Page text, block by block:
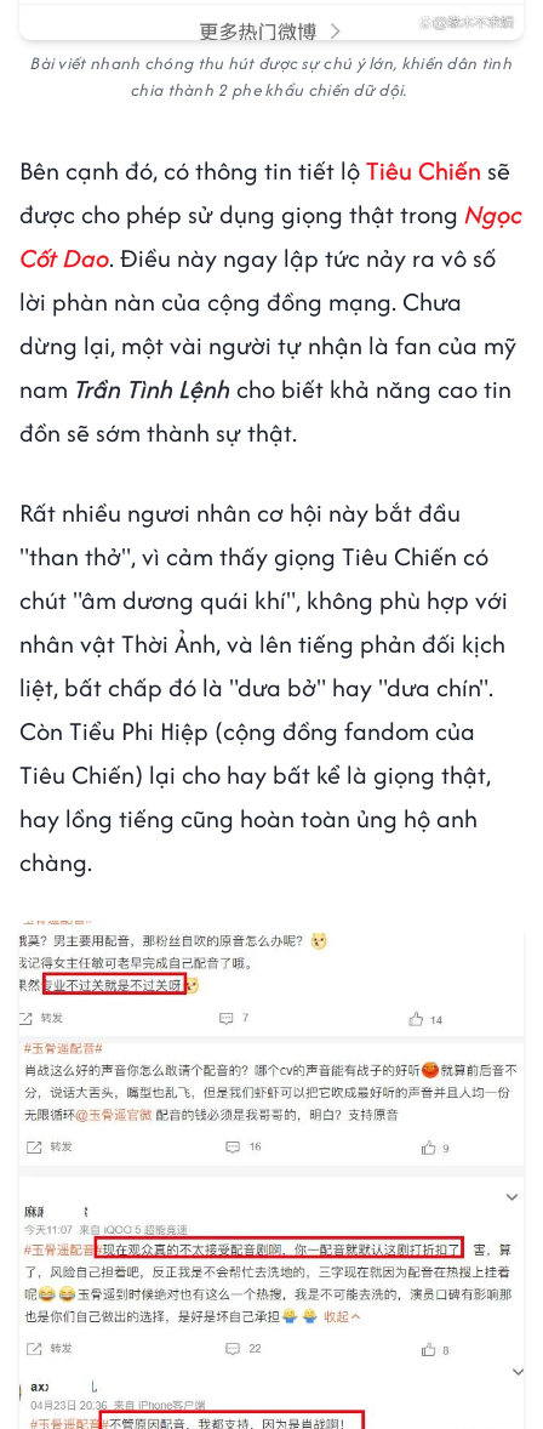
Bài viết nhanh chóng thu hút được sự chú ý lớn, khiến dân tình
chia thành 2 phe khẩu chiến dữ dội.
Bên cạnh đó, có thông tin tiết lộTiêu Chiến sẽ
được cho phép sử dụng giọng thật trong Ngọc
Cốt Dao. Điều này ngay lập tức nảy ra vô số
lời phàn nàn của cộng đồng mạng. Chưa
dừng lại, một vài người tự nhận là fan của mỹ
nam Trần Tình Lệnh cho biết khả năng cao tin
đồn sẽ sớm thành sự thật.
Rất nhiều ngươi nhân cơ hội này bắt đầu
"than thở", vì cảm thấy giọng Tiêu Chiến có
chút "âm dương quái khí", không phù hợp với
nhân vật Thời Ảnh, và lên tiếng phản đối kịch
liệt, bất chấp đó là "dưa bở" hay "dưa chín".
Còn Tiểu Phi Hiệp (cộng đồng fandom của
Tiêu Chiến) lại cho hay bất kể là giọng thật,
hay lồng tiếng cũng hoàn toàn ủng hộ anh
chàng.